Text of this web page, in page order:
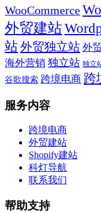
WooCommerce
外贸建站
站外贸独立站 外
海外营销 独立站 独立
谷歌搜索 跨境电商 跨
服务内容
跨境电商
外贸建站
Shopify建站
科灯导航
联系我们
帮助支持